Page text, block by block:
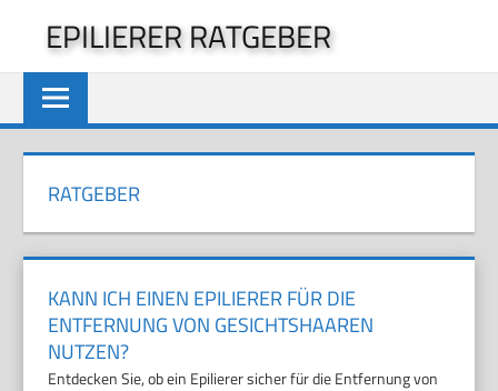
springen
EPILIERER RATGEBER
RATGEBER
KANN ICH EINEN EPILIERER FÜR DIE
ENTFERNUNG VON GESICHTSHAAREN
NUTZEN?
Entdecken Sie, ob ein Epilierer sicher für die Entfernung von